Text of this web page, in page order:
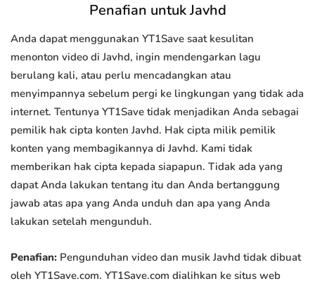
Penafian untuk Javhd
Anda dapat menggunakan YT1Save saat kesulitan
menonton video di Javhd, ingin mendengarkan lagu
berulang kali, atau perlu mencadangkan atau
menyimpannya sebelum pergi ke lingkungan yang tidak ada
internet. Tentunya YT1Save tidak menjadikan Anda sebagai
pemilik hak cipta konten Javhd. Hak cipta milik pemilik
konten yang membagikannya di Javhd. Kami tidak
memberikan hak cipta kepada siapapun. Tidak ada yang
dapat Anda lakukan tentang itu dan Anda bertanggung
jawab atas apa yang Anda unduh dan apa yang Anda
lakukan setelah mengunduh.
Penafian: Pengunduhan video dan musik Javhd tidak dibuat
oleh YT1Save.com. YT1Save.com dialihkan ke situs web